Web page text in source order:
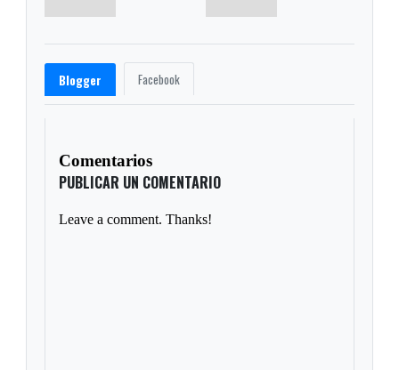
Blogger Facebook
Comentarios
PUBLICAR UN COMENTARIO
Leave a comment. Thanks!